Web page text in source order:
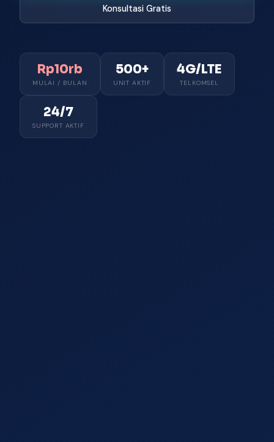
Konsultasi Gratis
Rp10rb
MULAI / BULAN
500+
UNIT AKTIF
4G/LTE
TELKOMSEL
24/7
SUPPORT AKTIF